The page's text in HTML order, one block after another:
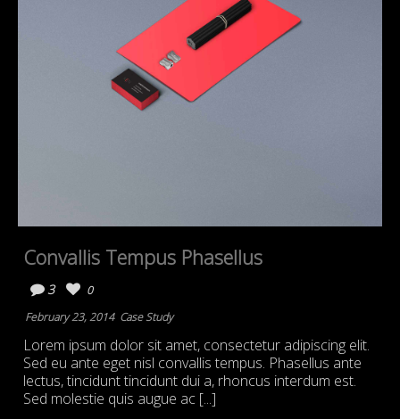
Convallis Tempus Phasellus
3
0
February 23, 2014 Case Study
Lorem ipsum dolor sit amet, consectetur adipiscing elit.
Sed eu ante eget nisl convallis tempus. Phasellus ante
lectus, tincidunt tincidunt dui a, rhoncus interdum est.
Sed molestie quis augue ac [...]